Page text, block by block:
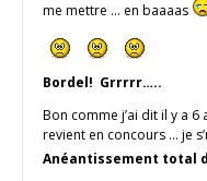
me mettre … en baaaas
Bordel! Grrrrr…..
Bon comme j’ai dit il y a
revient en concours … je
Anéantissement total